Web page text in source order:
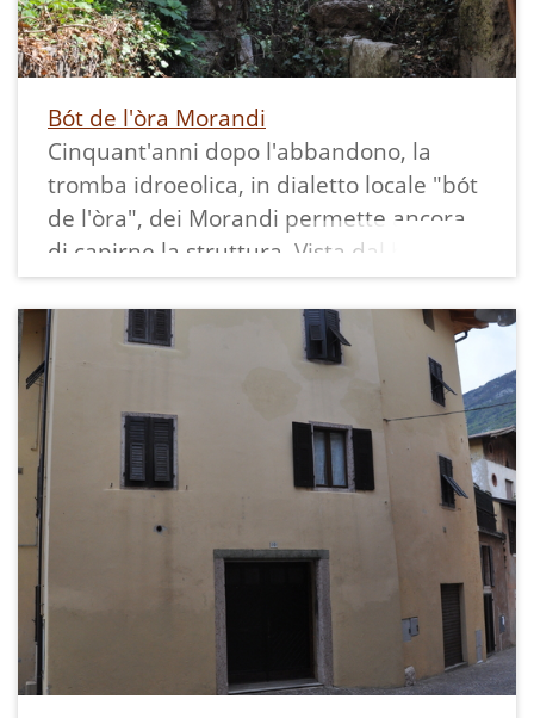
introdotte dalla nuova "Legge sulle
Acque" del 1818.
Si trova ai piedi di un piccolo dosso
sovrastante la piana del Grumèl,
accanto ad una cascatella della roggia di
Valle, in questo tratto chiamata roggia di
Larì, dalla quale evidentemente partiva
Sarà quello stesso mulino citato in
un'investitura del 1235 e ripresa nel
1278 che parla di un mulino "subtus
Grumum apud Calavinum"? Considerata
la derivazione di Grumèl da "grumus,
grumulus", cioè "mucchio di terra", e che
questa località è vicina a Calavino,
sembra proprio di sì.
Bót de l'òra Morandi
Cinquant'anni dopo l'abbandono, la
tromba idroeolica, in dialetto locale "bót
de l'òra", dei Morandi permette ancora
di capirne la struttura. Vista dal basso
possiamo notare la grande botte di
pietra, l'alto tubo che formava la
cascata, parte del canale che le portava
l'acqua ed il tubo più sottile che entrava
nella fucina per fornire ossigeno al
La vista da fuori è quello che possiamo
osservare anche percorrendo via Ronch.